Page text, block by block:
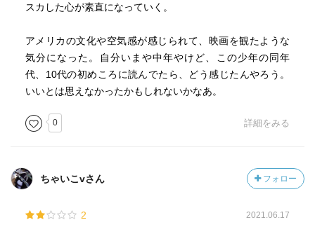
スカした心が素直になっていく。
アメリカの文化や空気感が感じられて、映画を観たような
気分になった。自分いまや中年やけど、この少年の同年
代、10代の初めころに読んでたら、どう感じたんやろう。
いいとは思えなかったかもしれないかなあ。
0 詳細をみる
ちゃいこvさん フォロー
2 2021.06.17